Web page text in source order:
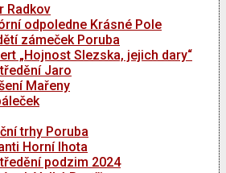
Radkov
odpoledne Krásné Pole
zámeček Poruba
„Hojnost Slezska, jejich dary“
Jaro
Mařeny
trhy Poruba
Horní lhota
podzim 2024